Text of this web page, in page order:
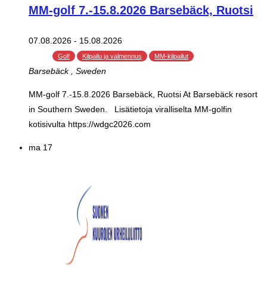
MM-golf 7.-15.8.2026 Barsebäck, Ruotsi
07.08.2026 - 15.08.2026
Golf Kilpailu ja valmennus MM-kilpailut
Barsebäck , Sweden
MM-golf 7.-15.8.2026 Barsebäck, Ruotsi At Barsebäck resort
in Southern Sweden. Lisätietoja viralliselta MM-golfin
kotisivulta https://wdgc2026.com
ma 17